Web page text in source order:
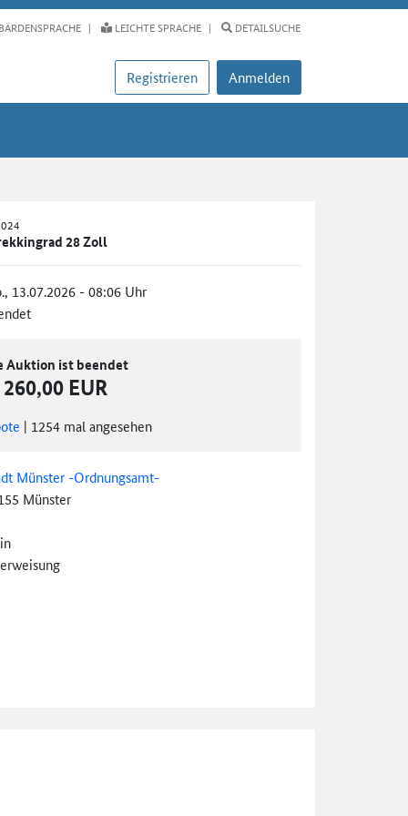
LEICHTE SPRACHE DETAILSUCHE
Registrieren Anmelden
28 Zoll
13.07.2026 - 08:06 Uhr
Auktion ist beendet
260,00 EUR
| 1254 mal angesehen
Münster -Ordnungsamt-
Münster